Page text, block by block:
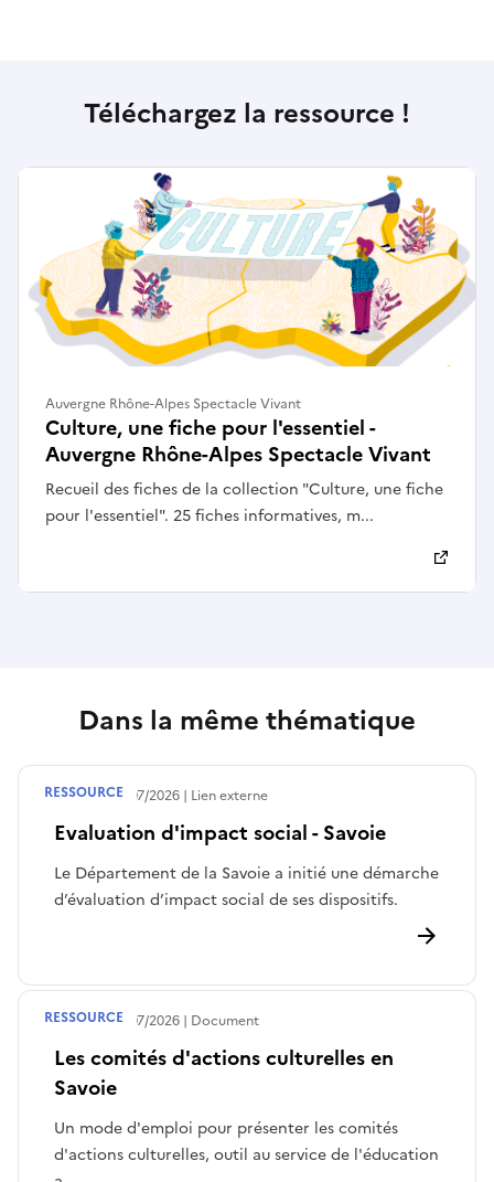
Téléchargez la ressource !
Culture, une fiche pour l'essentiel -
Auvergne Rhône-Alpes Spectacle Vivant
Recueil des fiches de la collection "Culture, une fiche
pour l'essentiel". 25 fiches informatives, m...
Auvergne Rhône-Alpes Spectacle Vivant
Dans la même thématique
Evaluation d'impact social - Savoie
Le Département de la Savoie a initié une démarche
d’évaluation d’impact social de ses dispositifs.
Publié le30/07/2026 Lien externe
RESSOURCE
Les comités d'actions culturelles en
Savoie
Un mode d'emploi pour présenter les comités
d'actions culturelles, outil au service de l'éducation
Publié le30/07/2026 Document
RESSOURCE